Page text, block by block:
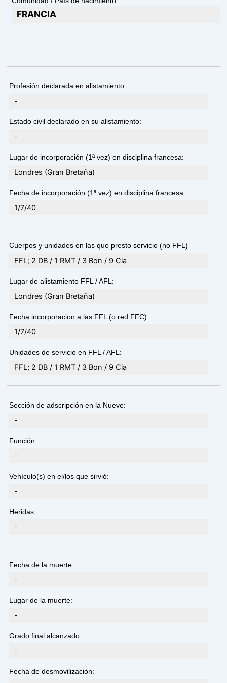
FRANCIA
Profesión declarada en alistamiento:
-
Estado civil declarado en su alistamiento:
-
Lugar de incorporación (1ª vez) en disciplina francesa:
Londres (Gran Bretaña)
Fecha de incorporación (1ª vez) en disciplina francesa:
1/7/40
Cuerpos y unidades en las que presto servicio (no FFL)
FFL; 2 DB / 1 RMT / 3 Bon / 9 Cia
Lugar de alistamiento FFL / AFL:
Londres (Gran Bretaña)
Fecha incorporacion a las FFL (o red FFC):
1/7/40
Unidades de servicio en FFL / AFL:
FFL; 2 DB / 1 RMT / 3 Bon / 9 Cia
Sección de adscripción en la Nueve:
-
Función:
-
Vehículo(s) en el/los que sirvió:
-
Heridas:
-
Fecha de la muerte:
-
Lugar de la muerte:
-
Grado final alcanzado:
-
Fecha de desmovilización: